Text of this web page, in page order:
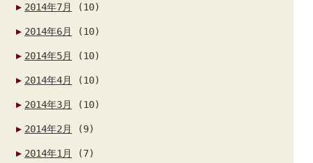
2014年7月 (10)
2014年6月 (10)
2014年5月 (10)
2014年4月 (10)
2014年3月 (10)
2014年2月 (9)
2014年1月 (7)